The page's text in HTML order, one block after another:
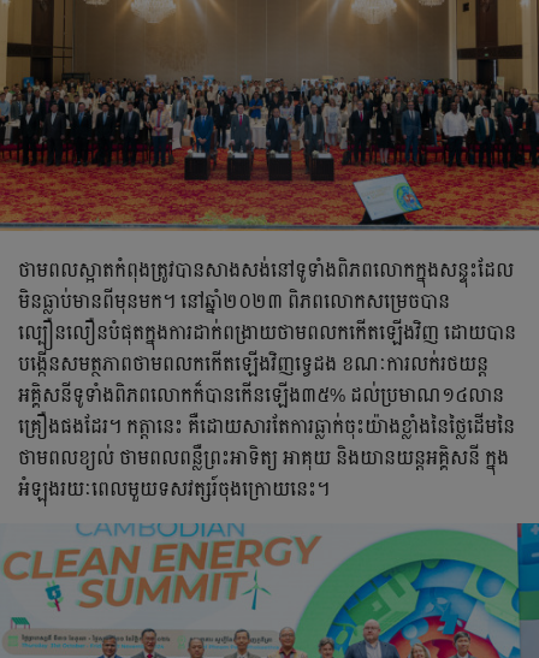
ថាមពលស្អាតកំពុងត្រូវបានសាងសង់នៅទូទាំងពិភពលោកក្នុងសន្ទុះដែល
មិនធ្លាប់មានពីមុនមក។ នៅឆ្នាំ២០២៣ ពិភពលោកសម្រេចបាន
ល្បឿនលឿនបំផុតក្នុងការដាក់ពង្រាយថាមពលកកើតឡើងវិញ ដោយបាន
បង្កើនសមត្ថភាពថាមពលកកើតឡើងវិញទ្វេដង ខណៈការលក់រថយន្ត
អគ្គិសនីទូទាំងពិភពលោកក៏បានកើនឡើង៣៥% ដល់ប្រមាណ១៤លាន
គ្រឿងផងដែរ។ កត្តានេះ គឺដោយសារតែការធ្លាក់ចុះយ៉ាងខ្លាំងនៃថ្លៃដើមនៃ
ថាមពលខ្យល់ ថាមពលពន្លឺព្រះអាទិត្យ អាគុយ និងយានយន្តអគ្គិសនី ក្នុង
អំឡុងរយៈពេលមួយទសវត្សរ៍ចុងក្រោយនេះ។